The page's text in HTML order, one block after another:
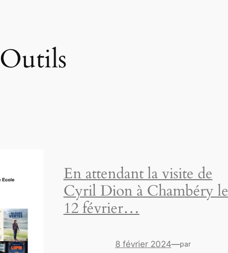
Outils
En attendant la visite de
Cyril Dion à Chambéry le
12 février…
8 février 2024—par